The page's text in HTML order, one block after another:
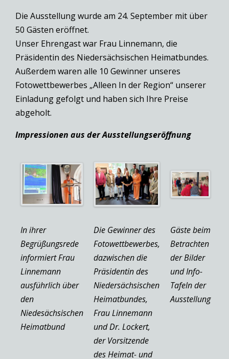
Die Ausstellung wurde am 24. September mit über
50 Gästen eröffnet.
Unser Ehrengast war Frau Linnemann, die
Präsidentin des Niedersächsischen Heimatbundes.
Außerdem waren alle 10 Gewinner unseres
Fotowettbewerbes „Alleen In der Region“ unserer
Einladung gefolgt und haben sich Ihre Preise
abgeholt.
Impressionen aus der Ausstellungseröffnung
In ihrer
Begrüßungsrede
informiert Frau
Linnemann
ausführlich über
den
Niedesächsischen
Heimatbund
Die Gewinner des
Fotowettbewerbes,
dazwischen die
Präsidentin des
Niedersächsischen
Heimatbundes,
Frau Linnemann
und Dr. Lockert,
der Vorsitzende
des Heimat- und
Gäste beim
Betrachten
der Bilder
und Info-
Tafeln der
Ausstellung